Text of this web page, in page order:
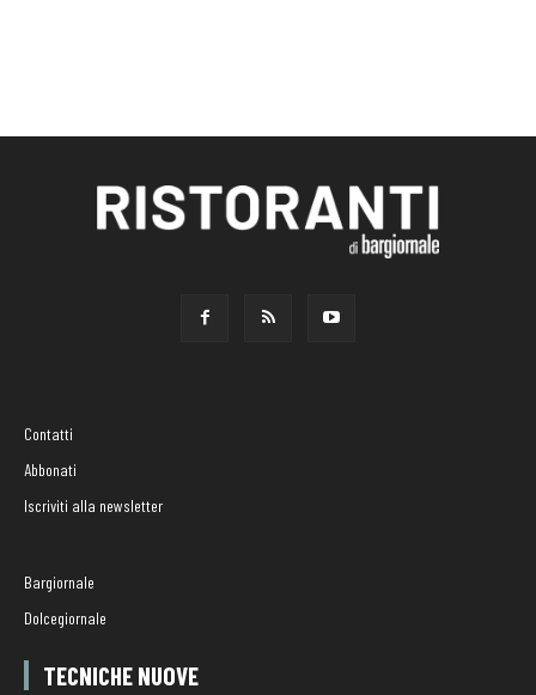
Contatti
Abbonati
Iscriviti alla newsletter
Bargiornale
Dolcegiornale
TECNICHE NUOVE